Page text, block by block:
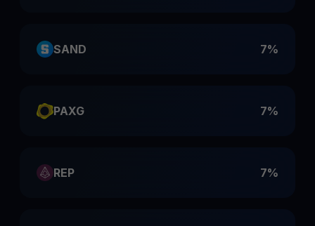
SAND 7%
PAXG 7%
REP 7%